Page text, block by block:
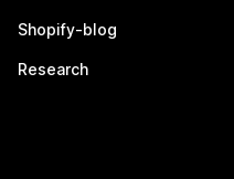
Shopify-blog
Research